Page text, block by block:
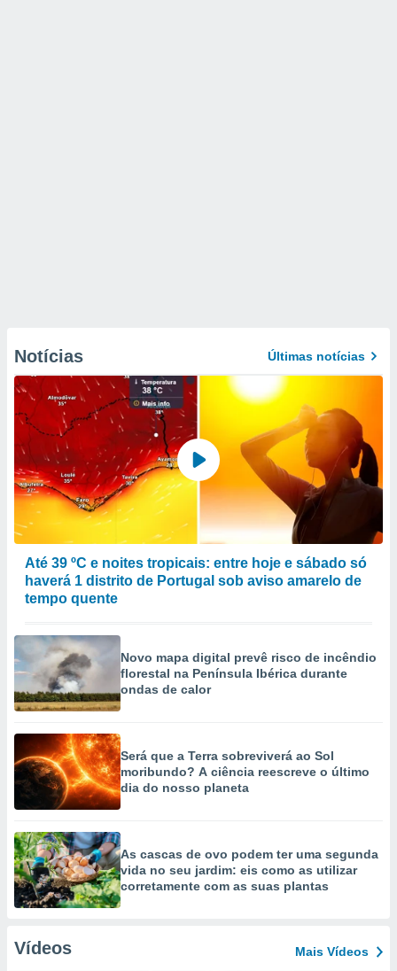
Notícias Últimas notícias
Até 39 ºC e noites tropicais: entre hoje e sábado só
haverá 1 distrito de Portugal sob aviso amarelo de
tempo quente
Novo mapa digital prevê risco de incêndio
florestal na Península Ibérica durante
ondas de calor
Será que a Terra sobreviverá ao Sol
moribundo? A ciência reescreve o último
dia do nosso planeta
As cascas de ovo podem ter uma segunda
vida no seu jardim: eis como as utilizar
corretamente com as suas plantas
Vídeos Mais Vídeos